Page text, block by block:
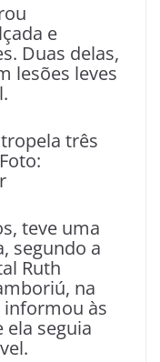
e
Duas delas,
lesões leves
três
teve uma
segundo a
Ruth
na
informou às
ela seguia